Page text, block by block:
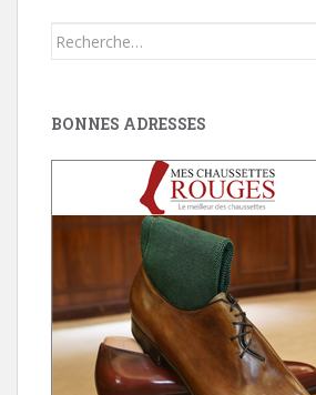
Search
BONNES ADRESSES